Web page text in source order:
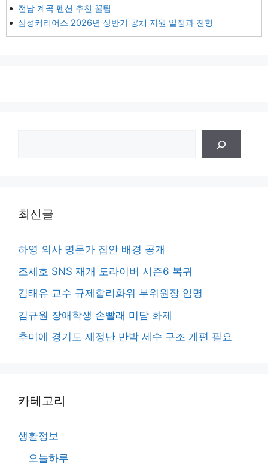
전남 계곡 펜션 추천 꿀팁
삼성커리어스 2026년 상반기 공채 지원 일정과 전형
최신글
하영 의사 명문가 집안 배경 공개
조세호 SNS 재개 도라이버 시즌6 복귀
김태유 교수 규제합리화위 부위원장 임명
김규원 장애학생 손빨래 미담 화제
추미애 경기도 재정난 반박 세수 구조 개편 필요
카테고리
생활정보
오늘하루